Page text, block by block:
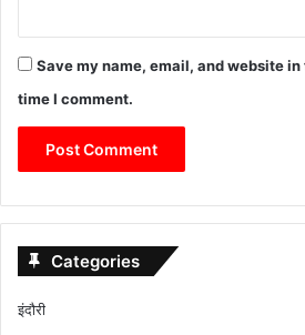
Save my name, email, and website
time I comment.
Categories
इंदौरी